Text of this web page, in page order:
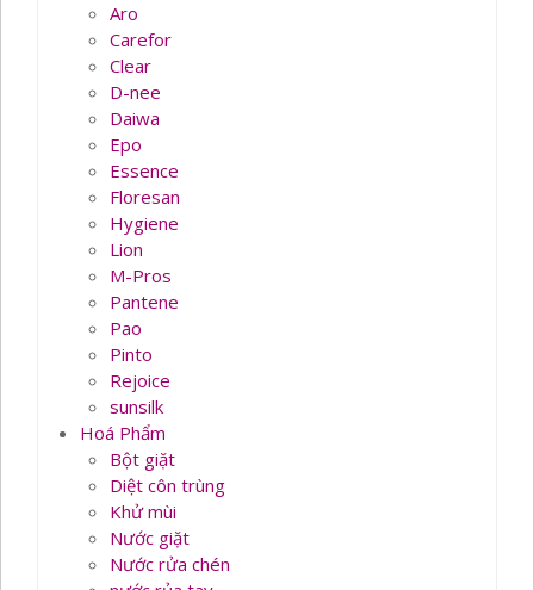
Aro
Carefor
Clear
D-nee
Daiwa
Epo
Essence
Floresan
Hygiene
Lion
M-Pros
Pantene
Pao
Pinto
Rejoice
sunsilk
Hoá Phẩm
Bột giặt
Diệt côn trùng
Khử mùi
Nước giặt
Nước rửa chén